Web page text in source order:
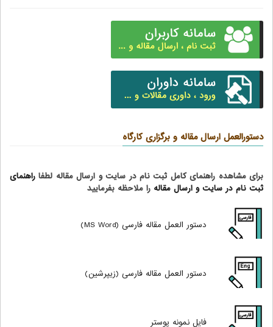
دستورالعمل ارسال مقاله و برگزاری کارگاه
برای مشاهده راهنمای کامل ثبت نام در سایت و ارسال مقاله لطفا راهنمای
ثبت نام در سایت و ارسال مقاله را ملاحظه بفرمایید
دستور العمل مقاله فارسی (MS Word)
دستور العمل مقاله فارسی (زیپرشین)
فایل نمونه پوستر